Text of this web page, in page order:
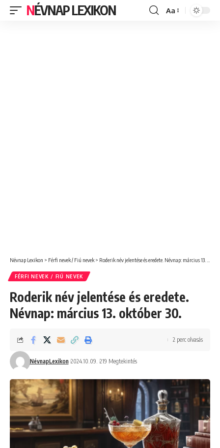
NÉVNAP LEXIKON
Font
Aa
Névnap Lexikon > Férfi nevek / Fiú nevek > Roderik név jelentése és eredete. Névnap: március 13. október 30.
FÉRFI NEVEK / FIÚ NEVEK
Roderik név jelentése és eredete.
Névnap: március 13. október 30.
NévnapLexikon 2024.10.09. 219 Megtekintés
2 perc olvasás